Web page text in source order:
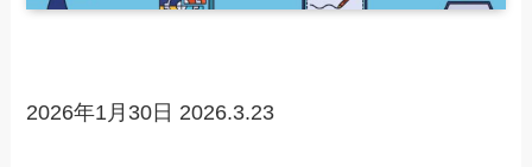
2026年1月30日 2026.3.23